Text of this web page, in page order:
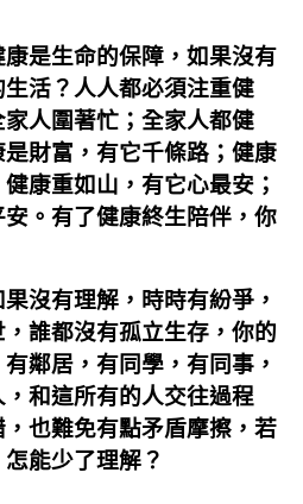
是生命的保障，如果沒有
活？人人都必須注重健
人圍著忙；全家人都健
財富，有它千條路；健康
康重如山，有它心最安；
。有了健康終生陪伴，你
沒有理解，時時有紛爭，
誰都沒有孤立生存，你的
鄰居，有同學，有同事，
和這所有的人交往過程
也難免有點矛盾摩擦，若
能少了理解？